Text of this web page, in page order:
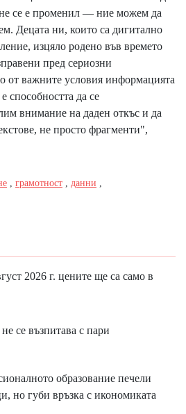
се е променил — ние можем да
Децата ни, които са дигитално
изцяло родено във времето
пред сериозни
от важните условия информацията
способността да се
внимание на даден откъс и да
не просто фрагменти",
грамотност данни
2026 г. цените ще са само в
се възпитава с пари
образование печели
но губи връзка с икономиката